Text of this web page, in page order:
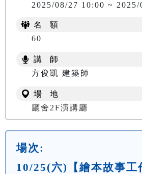
2025/08/27 10:00 ~ 2025/
名 額
60
講 師
方俊凱 建築師
場 地
廳舍2F演講廳
場次:
10/25(六)【繪本故事工